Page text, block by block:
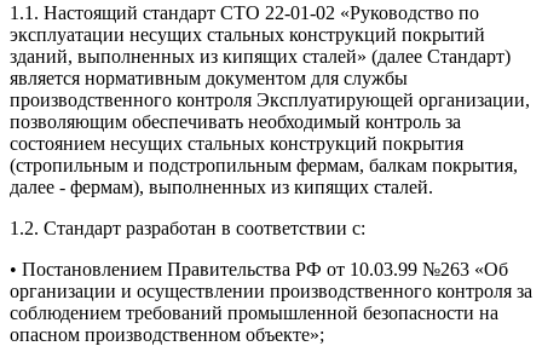
1.1. Настоящий стандарт СТО 22-01-02 «Руководство по
эксплуатации несущих стальных конструкций покрытий
зданий, выполненных из кипящих сталей» (далее Стандарт)
является нормативным документом для службы
производственного контроля Эксплуатирующей организации,
позволяющим обеспечивать необходимый контроль за
состоянием несущих стальных конструкций покрытия
(стропильным и подстропильным фермам, балкам покрытия,
далее - фермам), выполненных из кипящих сталей.
1.2. Стандарт разработан в соответствии с:
• Постановлением Правительства РФ от 10.03.99 №263 «Об
организации и осуществлении производственного контроля за
соблюдением требований промышленной безопасности на
опасном производственном объекте»;